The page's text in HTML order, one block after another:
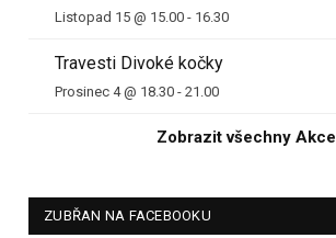
Listopad 15 @ 15.00 - 16.30
Travesti Divoké kočky
Prosinec 4 @ 18.30 - 21.00
Zobrazit všechny Akce
ZUBŘAN NA FACEBOOKU